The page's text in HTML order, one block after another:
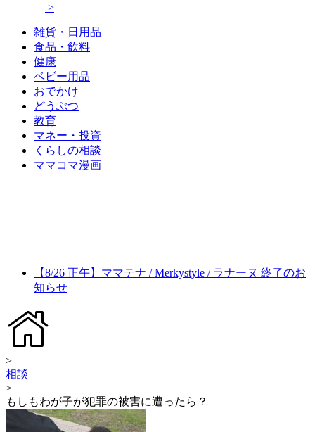
>
雑貨・日用品
食品・飲料
健康
ベビー用品
おでかけ
どうぶつ
教育
マネー・投資
くらしの相談
ママコマ漫画
【8/26 正午】ママテナ / Merkystyle / ラナーヌ 終了のお
知らせ
>
相談
>
もしもわが子が犯罪の被害に遭ったら？